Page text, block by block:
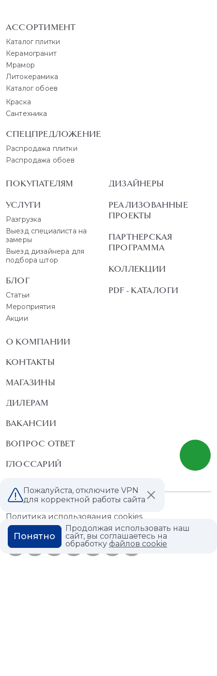
АССОРТИМЕНТ
Каталог плитки
Керамогранит
Мрамор
Литокерамика
Каталог обоев
Краска
Сантехника
СПЕЦПРЕДЛОЖЕНИЕ
Распродажа плитки
Распродажа обоев
ПОКУПАТЕЛЯМ
УСЛУГИ
Разгрузка
Выезд специалиста на
замеры
Выезд дизайнера для
подбора штор
БЛОГ
Статьи
Мероприятия
Акции
ДИЗАЙНЕРЫ
РЕАЛИЗОВАННЫЕ
ПРОЕКТЫ
ПАРТНЕРСКАЯ
ПРОГРАММА
КОЛЛЕКЦИИ
PDF - КАТАЛОГИ
О КОМПАНИИ
КОНТАКТЫ
МАГАЗИНЫ
ДИЛЕРАМ
ВАКАНСИИ
ВОПРОС ОТВЕТ
ГЛОССАРИЙ
Политика использования cookies
Пожалуйста, отключите VPN
для корректной работы сайта
Продолжая использовать наш
сайт, вы соглашаетесь на
обработкуфайлов cookie
Понятно